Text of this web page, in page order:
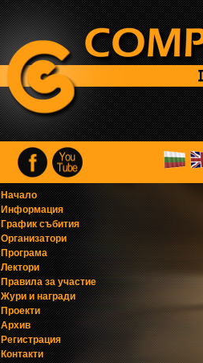
Начало
Информация
График събития
Организатори
Програма
Лектори
Правила за участие
Жури и награди
Проекти
Архив
Регистрация
Контакти